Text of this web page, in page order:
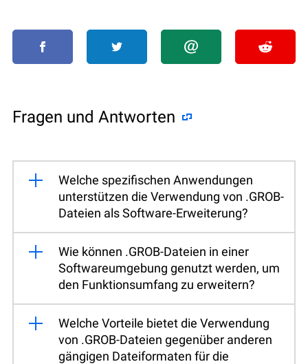
Fragen und Antworten
Welche spezifischen Anwendungen
unterstützen die Verwendung von .GROB-
Dateien als Software-Erweiterung?
Wie können .GROB-Dateien in einer
Softwareumgebung genutzt werden, um
den Funktionsumfang zu erweitern?
Welche Vorteile bietet die Verwendung
von .GROB-Dateien gegenüber anderen
gängigen Dateiformaten für die